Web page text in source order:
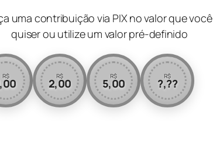
uma contribuição via PIX no valor que você
quiser ou utilize um valor pré-definido
R$ R$
2,00
R$
5,00
R$
?,??